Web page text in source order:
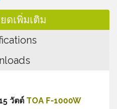
ดเพิ่มเติม
วัตต์ TOA F-1000W